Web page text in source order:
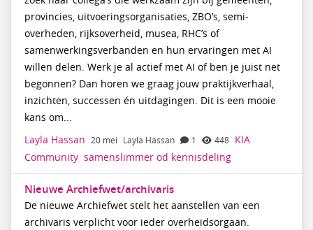
provincies, uitvoeringsorganisaties, ZBO’s, semi-
overheden, rijksoverheid, musea, RHC’s of
samenwerkingsverbanden en hun ervaringen met AI
willen delen. Werk je al actief met AI of ben je juist net
begonnen? Dan horen we graag jouw praktijkverhaal,
inzichten, successen én uitdagingen. Dit is een mooie
kans om...
Layla Hassan 20 mei Layla Hassan 1 448 KIA
Community samenslimmer od kennisdeling
Nieuwe Archiefwet/archivaris
De nieuwe Archiefwet stelt het aanstellen van een
archivaris verplicht voor ieder overheidsorgaan.